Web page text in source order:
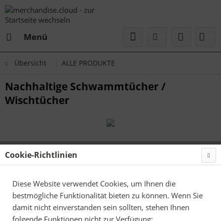
Menü
Übersicht ALLE PRODUKTE
Nachhaltige Schwammtücher /
Wischtücher
Cookie-Richtlinien
Diese Website verwendet Cookies, um Ihnen die
bestmögliche Funktionalität bieten zu können. Wenn Sie
damit nicht einverstanden sein sollten, stehen Ihnen
folgende Funktionen nicht zur Verfügung: